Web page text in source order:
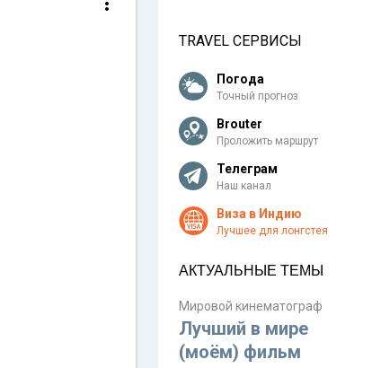
TRAVEL СЕРВИСЫ
Погода
Точный прогноз
Brouter
Проложить маршрут
Телеграм
Наш канал
Виза в Индию
Лучшее для лонгстея
АКТУАЛЬНЫЕ ТЕМЫ
Мировой кинематограф
Лучший в мире
(моём) фильм